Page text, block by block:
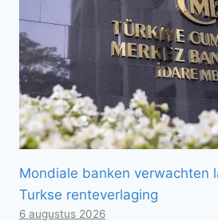
Mondiale banken verwachten
Turkse renteverlaging
6 augustus 2026